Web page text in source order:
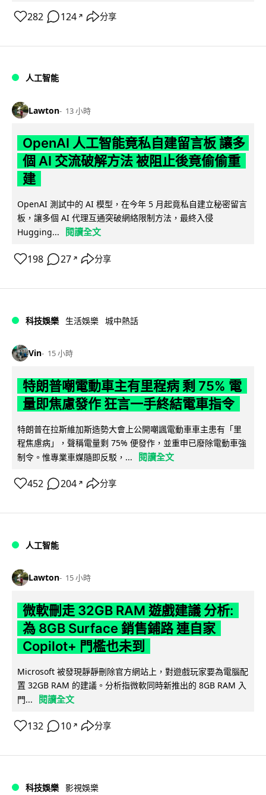
282 124 ↗ 分享
人工智能
Lawton 13 小時
OpenAI 人工智能竟私自建留言板 讓多
個 AI 交流破解方法 被阻止後竟偷偷重
建
OpenAI 測試中的 AI 模型，在今年 5 月起竟私自建立秘密留言
板，讓多個 AI 代理互通突破網絡限制方法，最終入侵
Hugging...
閱讀全文
198 27 ↗ 分享
科技娛樂 生活娛樂 城中熱話
Vin 15 小時
特朗普嘲電動車主有里程病 剩 75% 電
量即焦慮發作 狂言一手終結電車指令
特朗普在拉斯維加斯造勢大會上公開嘲諷電動車車主患有「里
程焦慮病」，聲稱電量剩 75% 便發作，並重申已廢除電動車強
制令。惟專業車媒隨即反駁，...
閱讀全文
452 204 ↗ 分享
人工智能
Lawton 15 小時
微軟刪走 32GB RAM 遊戲建議 分析:
為 8GB Surface 銷售鋪路 連自家
Copilot+ 門檻也未到
Microsoft 被發現靜靜刪除官方網站上，對遊戲玩家要為電腦配
置 32GB RAM 的建議。分析指微軟同時新推出的 8GB RAM 入
門...
閱讀全文
132 10 ↗ 分享
科技娛樂 影視娛樂